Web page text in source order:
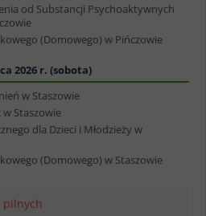
od Substancji Psychoaktywnych
(Domowego) w Pińczowie
2026 r. (sobota)
w Staszowie
Staszowie
dla Dzieci i Młodzieży w
(Domowego) w Staszowie
pilnych